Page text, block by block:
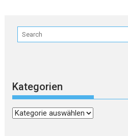
Kategorien
Kategorien